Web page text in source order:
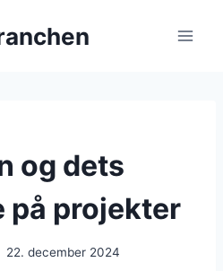
og dets
på projekter
22. december 2024